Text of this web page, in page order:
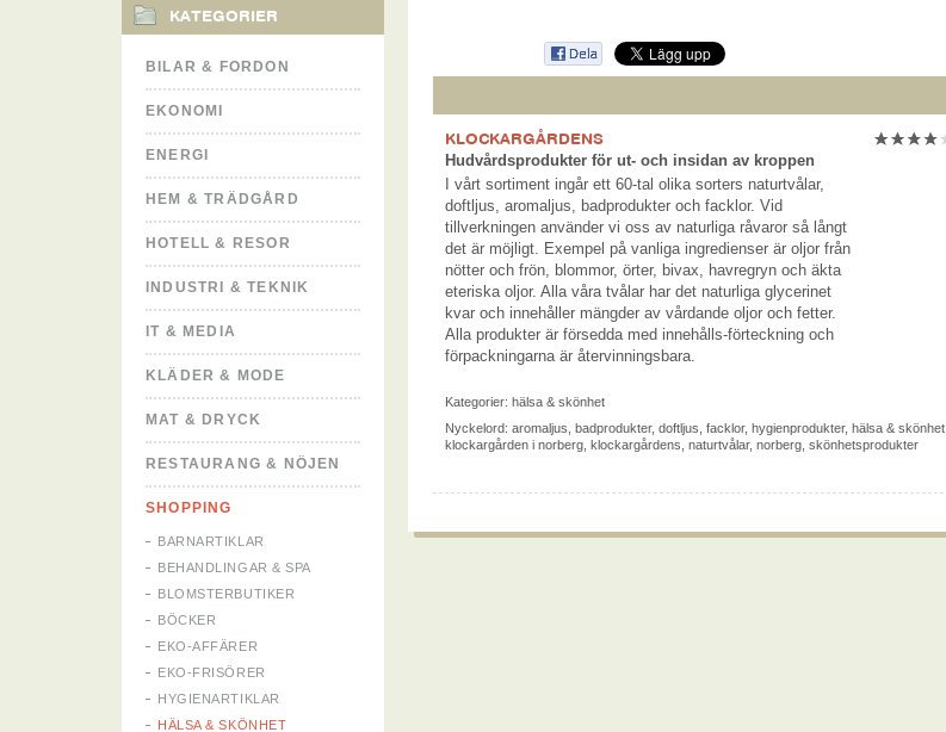
KATEGORIER
BILAR & FORDON
EKONOMI
ENERGI
HEM & TRÄDGÅRD
HOTELL & RESOR
INDUSTRI & TEKNIK
IT & MEDIA
KLÄDER & MODE
MAT & DRYCK
RESTAURANG & NÖJEN
SHOPPING
BARNARTIKLAR
BEHANDLINGAR & SPA
BLOMSTERBUTIKER
BÖCKER
EKO-AFFÄRER
EKO-FRISÖRER
HYGIENARTIKLAR
HÄLSA & SKÖNHET
KLOCKARGÅRDENS
Hudvårdsprodukter för ut- och insidan av kroppen
I vårt sortiment ingår ett 60-tal olika sorters naturtvålar,
doftljus, aromaljus, badprodukter och facklor. Vid
tillverkningen använder vi oss av naturliga råvaror så långt
det är möjligt. Exempel på vanliga ingredienser är oljor från
nötter och frön, blommor, örter, bivax, havregryn och äkta
eteriska oljor. Alla våra tvålar har det naturliga glycerinet
kvar och innehåller mängder av vårdande oljor och fetter.
Alla produkter är försedda med innehålls-förteckning och
förpackningarna är återvinningsbara.
Kategorier: hälsa & skönhet
Nyckelord: aromaljus badprodukter, doftljus facklor, hygienprodukter, hälsa & skönhet
klockargården i norberg klockargårdens naturtvålar, norberg skönhetsprodukter